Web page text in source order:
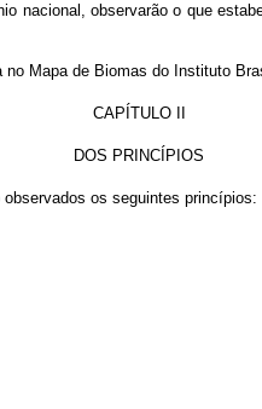
nacional, observarão o que
Mapa de Biomas do Instituto
CAPÍTULO II
DOS PRINCÍPIOS
os seguintes princípios: